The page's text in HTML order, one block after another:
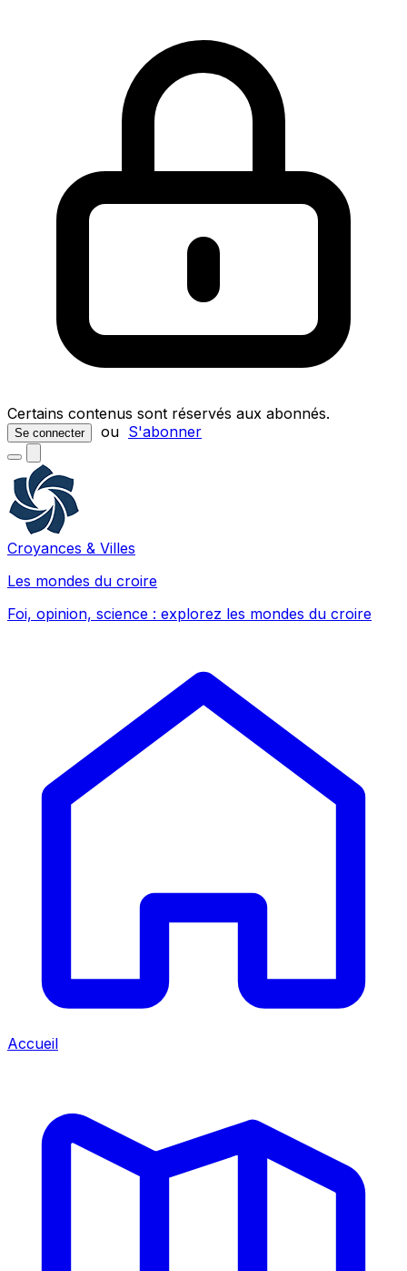
Certains contenus sont réservés aux abonnés.
Se connecter ou S'abonner
Croyances & Villes
Les mondes du croire
Foi, opinion, science : explorez les mondes du croire
Accueil